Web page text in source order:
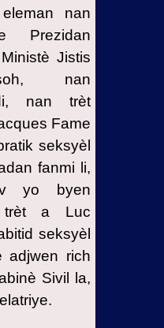
nan
Prezidan
Jistis
nan
nan trèt
Fame
seksyèl
fanmi li,
yo byen
trèt a Luc
seksyèl
adjwen rich
Sivil la,